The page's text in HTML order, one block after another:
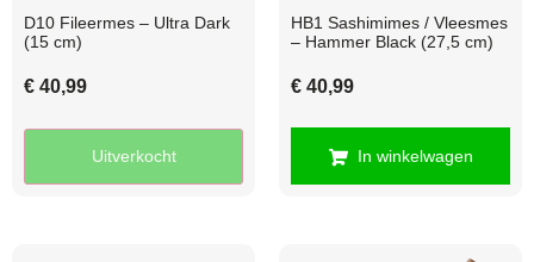
D10 Fileermes – Ultra Dark
(15 cm)
€ 40,99
Uitverkocht
HB1 Sashimimes / Vleesmes
– Hammer Black (27,5 cm)
€ 40,99
In winkelwagen